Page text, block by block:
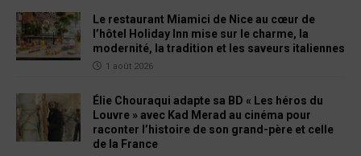
Le restaurant Miamici de Nice au cœur de
l’hôtel Holiday Inn mise sur le charme, la
modernité, la tradition et les saveurs italiennes
1 août 2026
Élie Chouraqui adapte sa BD « Les héros du
Louvre » avec Kad Merad au cinéma pour
raconter l’histoire de son grand-père et celle
de la France